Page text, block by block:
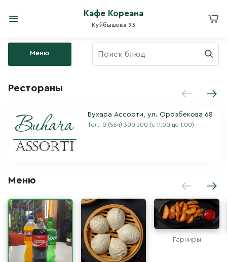
Кафе Кореана
Куйбышева 93
Меню
Рестораны
Бухара Ассорти, ул. Орозбекова 68
Тел.: 0 (554) 300 200 (с 11:00 до 1:00)
Меню
Гарниры